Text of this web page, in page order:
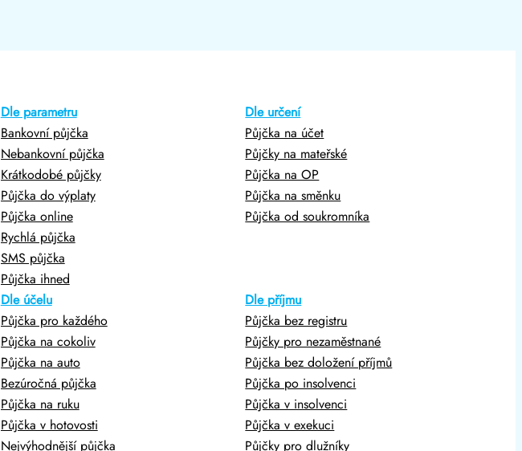
Dle parametru
Bankovní půjčka
Nebankovní půjčka
Krátkodobé půjčky
Půjčka do výplaty
Půjčka online
Rychlá půjčka
SMS půjčka
Půjčka ihned
Dle určení
Půjčka na účet
Půjčky na mateřské
Půjčka na OP
Půjčka na směnku
Půjčka od soukromníka
Dle účelu
Půjčka pro každého
Půjčka na cokoliv
Půjčka na auto
Bezúročná půjčka
Půjčka na ruku
Půjčka v hotovosti
Nejvýhodnější půjčka
Dle příjmu
Půjčka bez registru
Půjčky pro nezaměstnané
Půjčka bez doložení příjmů
Půjčka po insolvenci
Půjčka v insolvenci
Půjčka v exekuci
Půjčky pro dlužníky